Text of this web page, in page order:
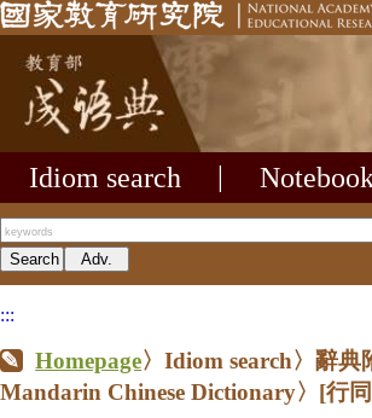
Idiom search
:::
Homepage〉Idiom search〉辭典
Mandarin Chinese Dictionary〉 [行